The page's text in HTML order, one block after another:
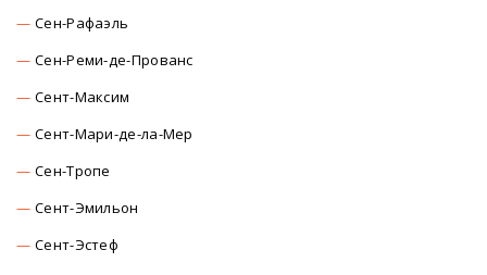
Сен-Рафаэль
Сен-Реми-де-Прованс
Сент-Максим
Сент-Мари-де-ла-Мер
Сен-Тропе
Сент-Эмильон
Сент-Эстеф